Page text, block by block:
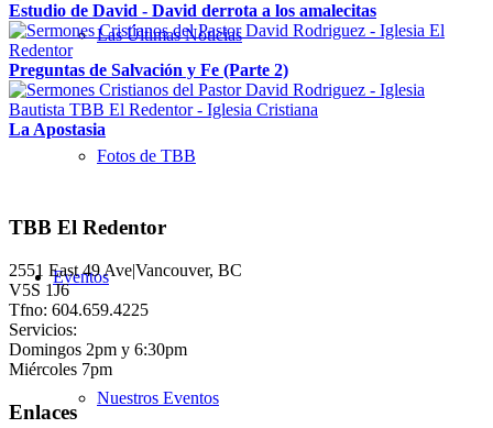
Las Últimas Noticias
Fotos de TBB
Eventos
Nuestros Eventos
Estudio de David - David derrota a los amalecitas
Preguntas de Salvación y Fe (Parte 2)
La Apostasia
TBB El Redentor
2551 East 49 Ave|Vancouver, BC
V5S 1J6
Tfno: 604.659.4225
Servicios:
Domingos 2pm y 6:30pm
Miércoles 7pm
Enlaces